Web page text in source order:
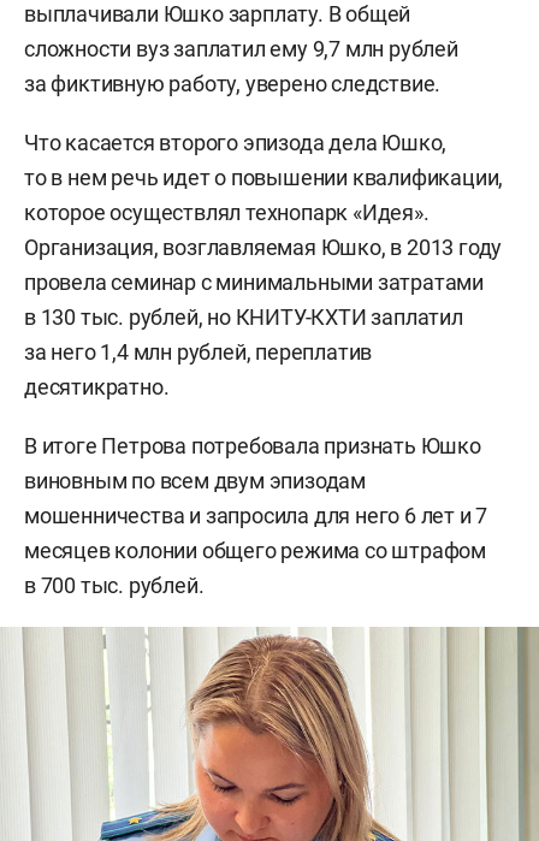
выплачивали Юшко зарплату. В общей
сложности вуз заплатил ему 9,7 млн рублей
за фиктивную работу, уверено следствие.
Что касается второго эпизода дела Юшко,
то в нем речь идет о повышении квалификации,
которое осуществлял технопарк «Идея».
Организация, возглавляемая Юшко, в 2013 году
провела семинар с минимальными затратами
в 130 тыс. рублей, но КНИТУ-КХТИ заплатил
за него 1,4 млн рублей, переплатив
десятикратно.
В итоге Петрова потребовала признать Юшко
виновным по всем двум эпизодам
мошенничества и запросила для него 6 лет и 7
месяцев колонии общего режима со штрафом
в 700 тыс. рублей.